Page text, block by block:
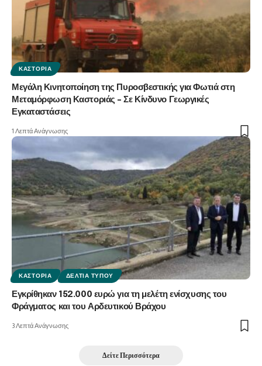
ΚΑΣΤΟΡΙΆ
Μεγάλη Κινητοποίηση της Πυροσβεστικής για Φωτιά στη
Μεταμόρφωση Καστοριάς – Σε Κίνδυνο Γεωργικές
Εγκαταστάσεις
1 Λεπτά Ανάγνωσης
ΚΑΣΤΟΡΙΆ ΔΕΛΤΊΑ ΤΎΠΟΥ
Εγκρίθηκαν 152.000 ευρώ για τη μελέτη ενίσχυσης του
Φράγματος και του Αρδευτικού Βράχου
3 Λεπτά Ανάγνωσης
Δείτε Περισσότερα